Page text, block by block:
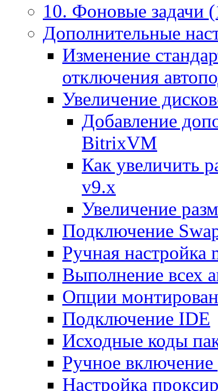
10. Фоновые задачи
Дополнительные
Изменение
отключения
Увеличение
Добавление
BitrixVM
Как увеличить
v9.x
Увеличение
Подключение
Ручная настройка
Выполнение всех
Опции
Подключение IDE
Исходные коды
Ручное
Настройка